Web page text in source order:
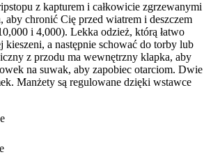
z kapturem i całkowicie zgrzewanymi
aby chronić Cię przed wiatrem i deszczem
i 4,000). Lekka odzież, którą łatwo
kieszeni, a następnie schować do torby lub
z przodu ma wewnętrzny klapka, aby
na suwak, aby zapobiec otarciom. Dwie
Manżety są regulowane dzięki wstawce